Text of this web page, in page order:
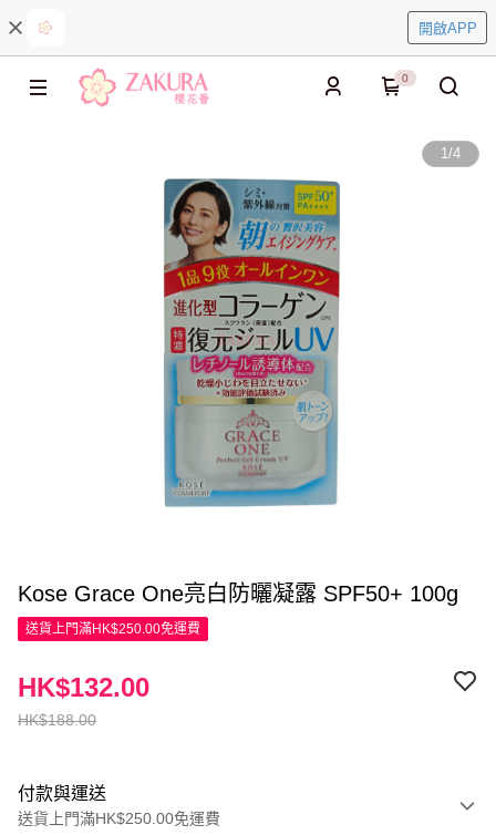
開啟APP
0
1/4
Kose Grace One亮白防曬凝露 SPF50+ 100g
送貨上門滿HK$250.00免運費
HK$188.00
HK$132.00
付款與運送
送貨上門滿HK$250.00免運費